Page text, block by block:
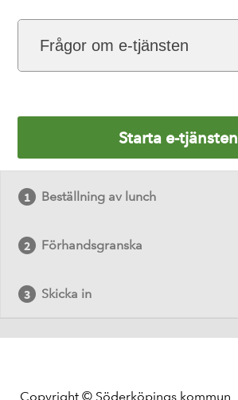
Frågor om e-tjänsten
Starta e-tjänsten
Beställning av lunch
Förhandsgranska
Skicka in
Copyright © Söderköpings kommun